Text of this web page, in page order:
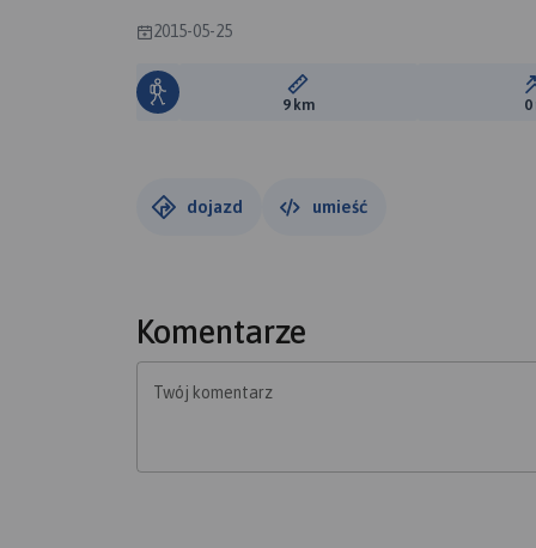
2015-05-25
Długość trasy:
9 km 0
dojazd umieść
Komentarze
Twój komentarz